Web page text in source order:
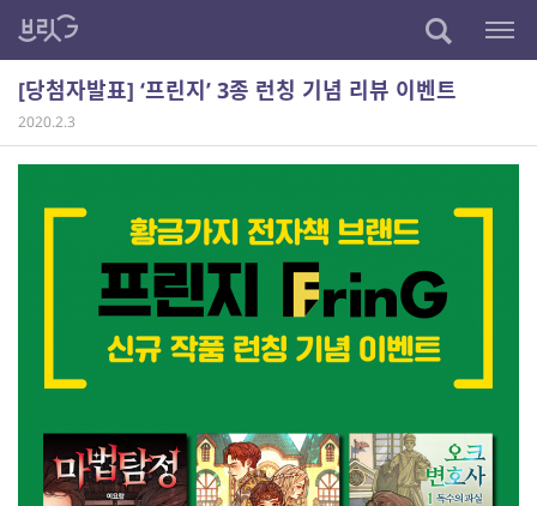
[당첨자발표] ‘프린지’ 3종 런칭 기념 리뷰 이벤트
2020.2.3